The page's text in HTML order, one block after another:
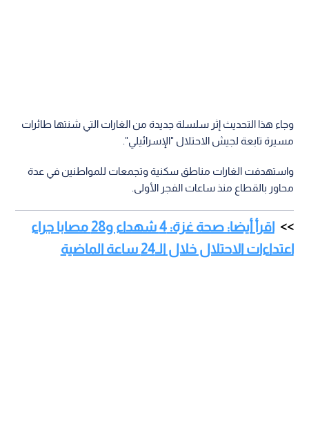
وجاء هذا التحديث إثر سلسلة جديدة من الغارات التي شنتها طائرات
مسيرة تابعة لجيش الاحتلال "الإسرائيلي".
واستهدفت الغارات مناطق سكنية وتجمعات للمواطنين في عدة
محاور بالقطاع منذ ساعات الفجر الأولى.
اقرأ أيضا: صحة غزة: 4 شهداء و28 مصابا جراء
اعتداءات الاحتلال خلال الـ24 ساعة الماضية